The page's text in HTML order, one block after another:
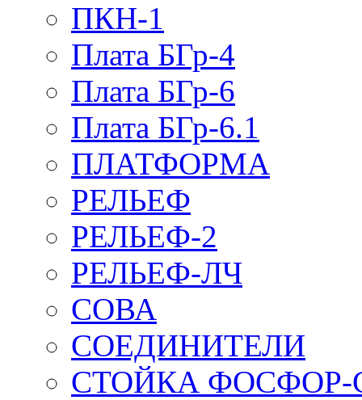
ПКН-1
Плата БГр-4
Плата БГр-6
Плата БГр-6.1
ПЛАТФОРМА
РЕЛЬЕФ
РЕЛЬЕФ-2
РЕЛЬЕФ-ЛЧ
СОВА
СОЕДИНИТЕЛИ
СТОЙКА ФОСФОР-